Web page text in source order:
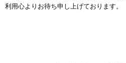
利用心よりお待ち申し上げております。